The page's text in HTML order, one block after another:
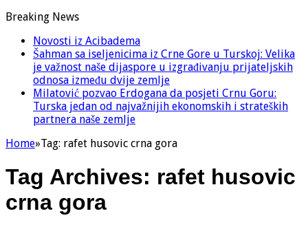
Breaking News
Novosti iz Acibadema
Šahman sa iseljenicima iz Crne Gore u Turskoj: Velika
je važnost naše dijaspore u izgrađivanju prijateljskih
odnosa između dvije zemlje
Milatović pozvao Erdogana da posjeti Crnu Goru:
Turska jedan od najvažnijih ekonomskih i strateških
partnera naše zemlje
Home»Tag: rafet husovic crna gora
Tag Archives: rafet husovic
crna gora